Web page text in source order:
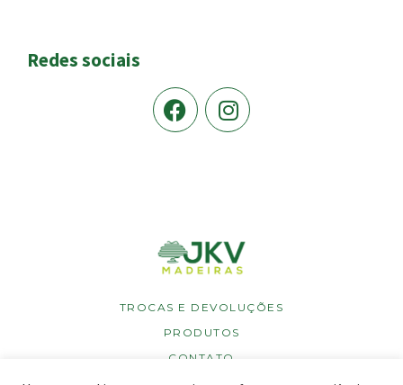
Redes sociais
TROCAS E DEVOLUÇÕES
PRODUTOS
CONTATO